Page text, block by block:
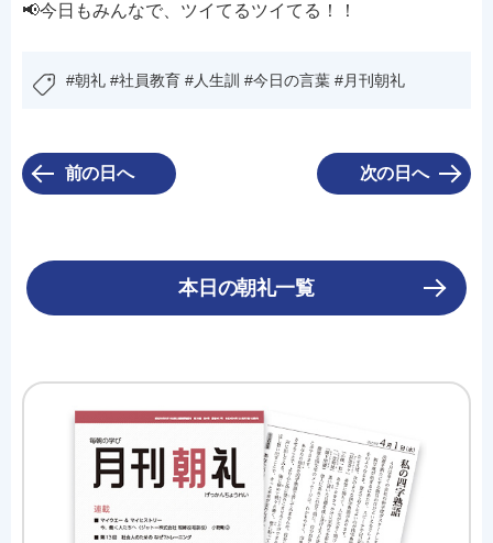
📢今日もみんなで、ツイてるツイてる！！
#朝礼 #社員教育 #人生訓 #今日の言葉 #月刊朝礼
前の日へ 次の日へ
本日の朝礼一覧